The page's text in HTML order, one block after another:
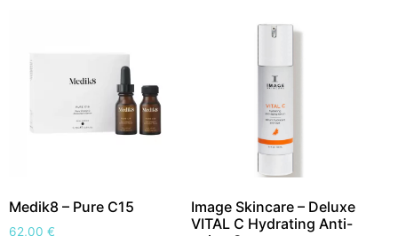
Medik8 – Pure C15
62,00 €
Image Skincare – Deluxe
VITAL C Hydrating Anti-